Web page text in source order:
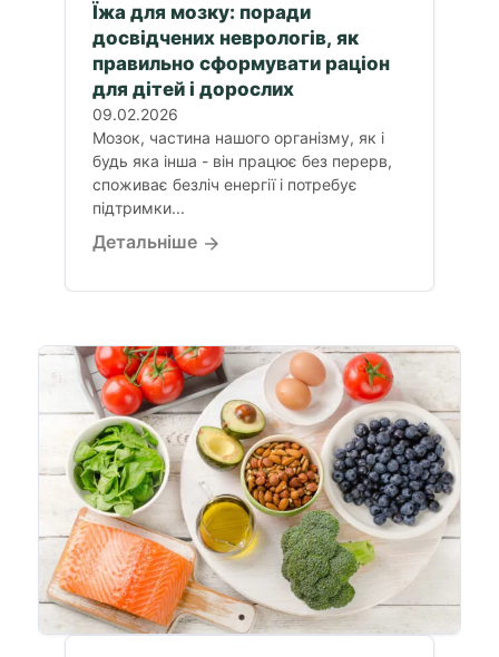
Їжа для мозку: поради
досвідчених неврологів, як
правильно сформувати раціон
для дітей і дорослих
09.02.2026
Мозок, частина нашого організму, як і
будь яка інша - він працює без перерв,
споживає безліч енергії і потребує
підтримки...
Детальніше